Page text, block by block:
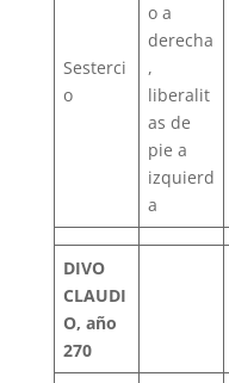
Sesterci
o
o a
derecha
,
liberalit
as de
pie a
izquierd
a
DIVO
CLAUDI
O, año
270